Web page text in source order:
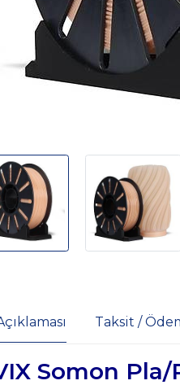
Taksit /
Somon